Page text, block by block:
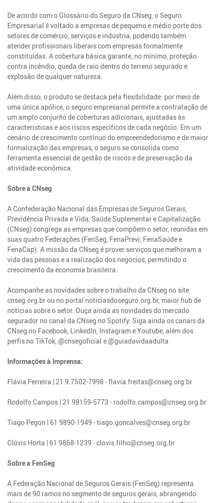
De acordo com o Glossário do Seguro da CNseg, o Seguro
Empresarial é voltado a empresas de pequeno e médio porte dos
setores de comércio, serviços e indústria, podendo também
atender profissionais liberais com empresas formalmente
constituídas. A cobertura básica garante, no mínimo, proteção
contra incêndio, queda de raio dentro do terreno segurado e
explosão de qualquer natureza.
Além disso, o produto se destaca pela flexibilidade: por meio de
uma única apólice, o seguro empresarial permite a contratação de
um amplo conjunto de coberturas adicionais, ajustadas às
características e aos riscos específicos de cada negócio. Em um
cenário de crescimento contínuo do empreendedorismo e de maior
formalização das empresas, o seguro se consolida como
ferramenta essencial de gestão de riscos e de preservação da
atividade econômica.
Sobre a CNseg
A Confederação Nacional das Empresas de Seguros Gerais,
Previdência Privada e Vida, Saúde Suplementar e Capitalização
(CNseg) congrega as empresas que compõem o setor, reunidas em
suas quatro Federações (FenSeg, FenaPrevi, FenaSaúde e
FenaCap). A missão da CNseg é prover serviços que melhoram a
vida das pessoas e a realização dos negócios, permitindo o
crescimento da economia brasileira.
Acompanhe as novidades sobre o trabalho da CNseg no site
cnseg.org.br ou no portal noticiasdoseguro.org.br, maior hub de
notícias sobre o setor. Ouça ainda as novidades do mercado
segurador no canal da CNseg no Spotify. Siga ainda os canais da
CNseg no Facebook, LinkedIn, Instagram e Youtube, além dos
perfis no TikTok, @cnsegoficial e @guiadavidaadulta
Informações à Imprensa:
Flávia Ferreira | 21 9.7502-7998 - flavia.freitas@cnseg.org.br
Rodolfo Campos | 21 98159-5773 - rodolfo.campos@cnseg.org.br
Tiago Pegon | 61 9890-1949 - tiago.goncalves@cnseg.org.br
Clóvis Horta | 61 9868-1239 - clovis.filho@cnseg.org.br
Sobre a FenSeg
A Federação Nacional de Seguros Gerais (FenSeg) representa
mais de 90 ramos no segmento de seguros gerais, abrangendo